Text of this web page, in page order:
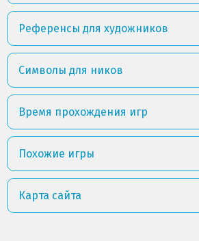
Референсы для художников
Символы для ников
Время прохождения игр
Похожие игры
Карта сайта